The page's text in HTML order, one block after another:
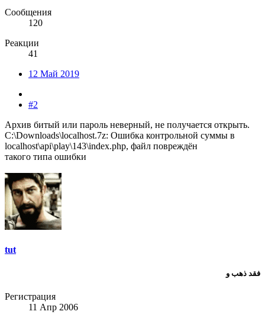
Сообщения
120
Реакции
41
12 Май 2019
#2
Архив битый или пароль неверный, не получается открыть.
C:\Downloads\localhost.7z: Ошибка контрольной суммы в
localhost\api\play\143\index.php, файл повреждён
такого типа ошибки
tut
فقد ذهب و
Регистрация
11 Апр 2006